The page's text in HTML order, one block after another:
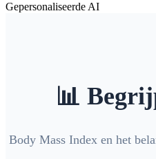
Gepersonaliseerde AI
📊
Body Mass Index en het